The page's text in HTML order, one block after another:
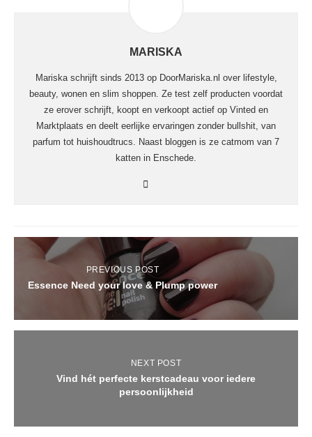
MARISKA
Mariska schrijft sinds 2013 op DoorMariska.nl over lifestyle,
beauty, wonen en slim shoppen. Ze test zelf producten voordat
ze erover schrijft, koopt en verkoopt actief op Vinted en
Marktplaats en deelt eerlijke ervaringen zonder bullshit, van
parfum tot huishoudtrucs. Naast bloggen is ze catmom van 7
katten in Enschede.
PREVIOUS POST
Essence Need your love & Plump power
NEXT POST
Vind hét perfecte kerstcadeau voor iedere
persoonlijkheid